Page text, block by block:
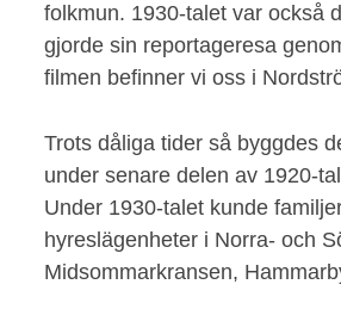
folkmun. 1930-talet var också
gjorde sin reportageresa
filmen befinner vi oss i
Trots dåliga tider så byggdes
under senare delen av 1920-
Under 1930-talet kunde
hyreslägenheter i Norra- och
Midsommarkransen,